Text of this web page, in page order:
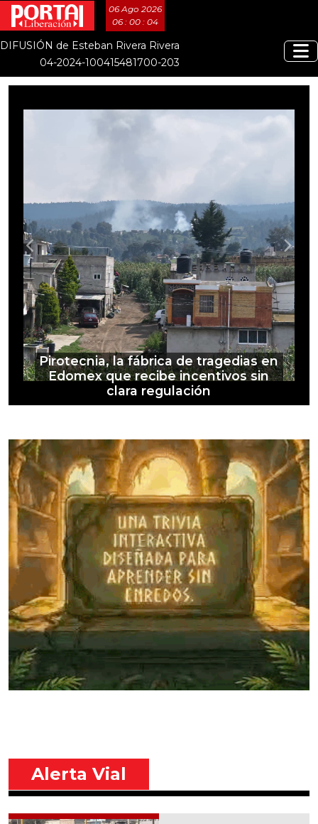
06 Ago 2026
06 : 00 : 06
DIFUSIÓN de Esteban Rivera Rivera
04-2024-100415481700-203
Pirotecnia, la fábrica de tragedias en
Edomex que recibe incentivos sin
clara regulación
Alerta Vial